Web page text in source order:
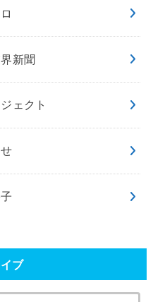
新聞
ェクト
ブ